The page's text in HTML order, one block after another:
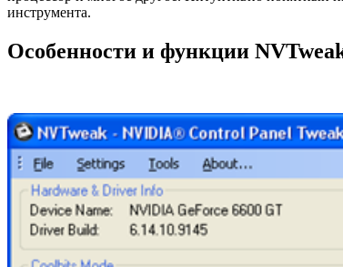
инструмента.
Особенности и функции